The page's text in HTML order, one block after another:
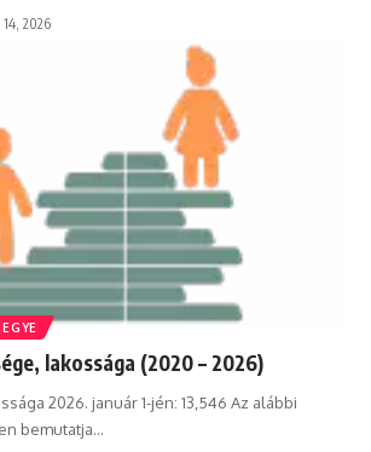
2026
lakossága (2020 – 2026)
2026. január 1-jén: 13,546 Az alábbi
bemutatja…